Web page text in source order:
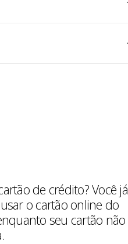
de crédito? Você já
o cartão online do
seu cartão não